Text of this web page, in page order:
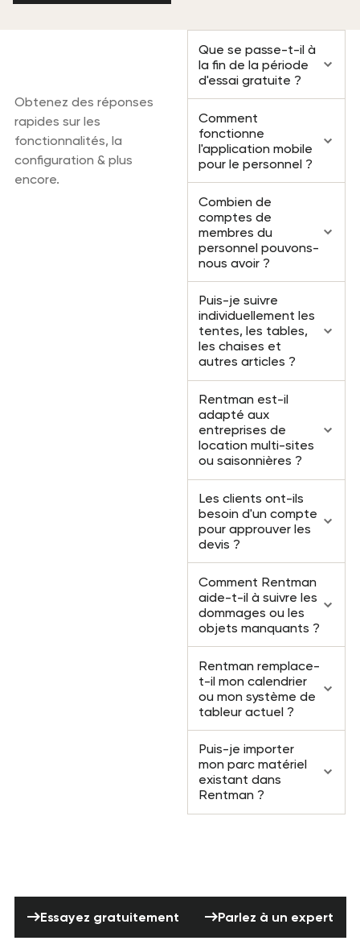
Obtenez des réponses
rapides sur les
fonctionnalités, la
configuration & plus
encore.
Que se passe-t-il à
la fin de la période
d'essai gratuite ?
Comment
fonctionne
l'application mobile
pour le personnel ?
Combien de
comptes de
membres du
personnel pouvons-
nous avoir ?
Puis-je suivre
individuellement les
tentes, les tables,
les chaises et
autres articles ?
Rentman est-il
adapté aux
entreprises de
location multi-sites
ou saisonnières ?
Les clients ont-ils
besoin d'un compte
pour approuver les
devis ?
Comment Rentman
aide-t-il à suivre les
dommages ou les
objets manquants ?
Rentman remplace-
t-il mon calendrier
ou mon système de
tableur actuel ?
Puis-je importer
mon parc matériel
existant dans
Rentman ?
Essayez gratuitement Parlez à un expert